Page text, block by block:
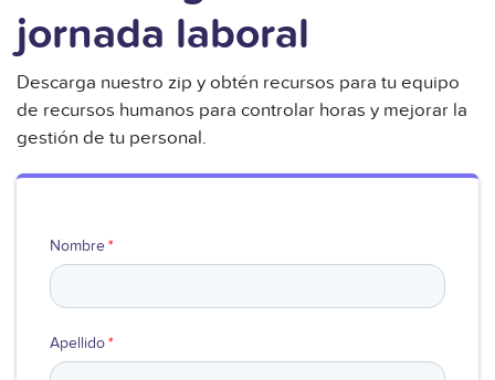
jornada laboral
Descarga nuestro zip y obtén recursos para tu equipo
de recursos humanos para controlar horas y mejorar la
gestión de tu personal.
Nombre*
Apellido*